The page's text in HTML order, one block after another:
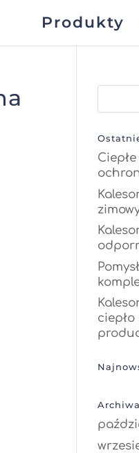
Produkty
Archiwa